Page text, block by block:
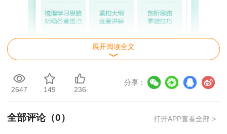
展开阅读全文
2647 149 236
分享：
全部评论（0） 打开APP查看全部 >